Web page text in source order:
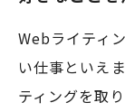
Webライティ
い仕事といえ
ティングを取